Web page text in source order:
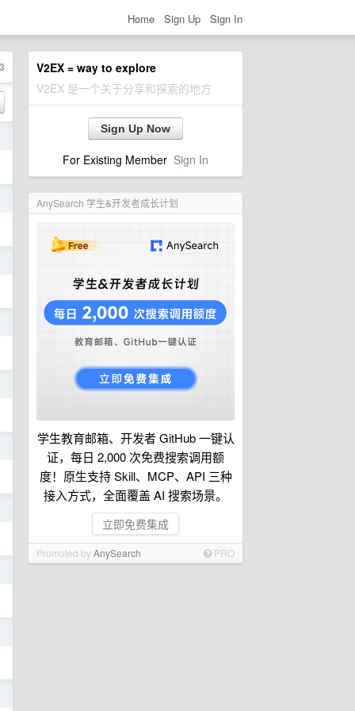
Home Sign Up Sign In
V2EX = way to explore
V2EX 是一个关于分享和探索的地方
Sign Up Now
For Existing Member Sign In
AnySearch 学生&开发者成长计划
学生教育邮箱、开发者 GitHub 一键认
证，每日 2,000 次免费搜索调用额
度！原生支持 Skill、MCP、API 三种
接入方式，全面覆盖 AI 搜索场景。
立即免费集成
Promoted byAnySearch PRO